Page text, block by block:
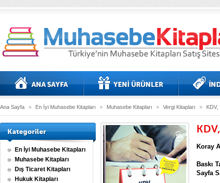
Ana Sayfa » En İyi Muhasebe Kitapları » Muhasebe Kitapları » Vergi Kitapları » KDV,
Kategoriler
En İyi Muhasebe Kitapları
Muhasebe Kitapları
Dış Ticaret Kitapları
Hukuk Kitapları
Koray
Baskı
Sayfa